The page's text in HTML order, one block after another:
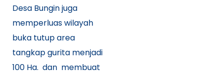
Desa Bungin juga
memperluas wilayah
buka tutup area
tangkap gurita menjadi
100 Ha. dan membuat